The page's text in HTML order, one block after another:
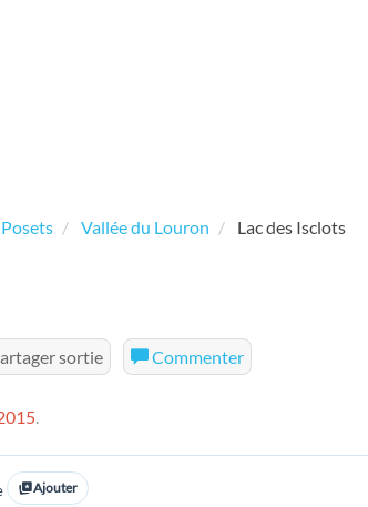
Vallée du Louron Lac des Isclots
sortie Commenter
.
Ajouter